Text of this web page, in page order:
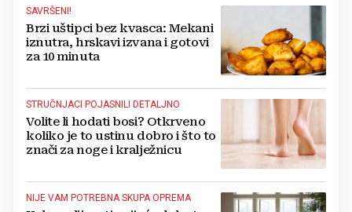
SAVRŠENI!
Brzi uštipci bez kvasca: Mekani
iznutra, hrskavi izvana i gotovi
za 10 minuta
STRUČNJACI POJASNILI DETALJNO
Volite li hodati bosi? Otkrveno
koliko je to ustinu dobro i što to
znači za noge i kralježnicu
NIJE VAM POTREBNA SKUPA OPREMA